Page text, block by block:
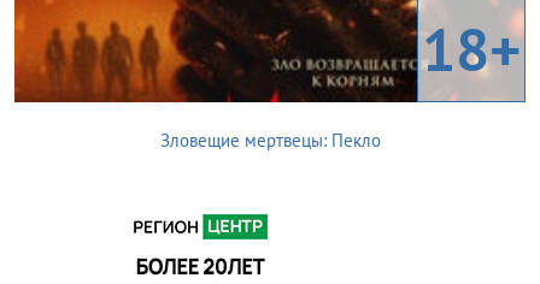
18+
Зловещие мертвецы: Пекло